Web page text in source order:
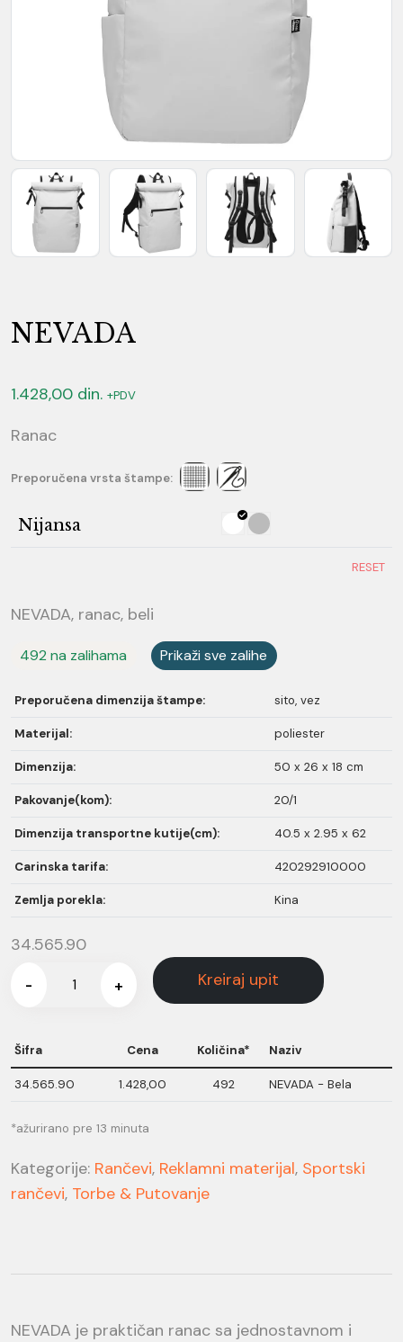
NEVADA
1.428,00 din. +PDV
Ranac
Preporučena vrsta štampe:
Nijansa
RESET
NEVADA, ranac, beli
492 na zalihama Prikaži sve zalihe
Preporučena dimenzija štampe: sito, vez
Materijal: poliester
Dimenzija: 50 x 26 x 18 cm
Pakovanje(kom): 20/1
Dimenzija transportne kutije(cm): 40.5 x 2.95 x 62
Carinska tarifa: 420292910000
Zemlja porekla: Kina
34.565.90
- + Kreiraj upit
Šifra Cena Količina* Naziv
34.565.90 1.428,00 492 NEVADA - Bela
*ažurirano pre 13 minuta
Kategorije: Rančevi, Reklamni materijal, Sportski
rančevi, Torbe & Putovanje
NEVADA je praktičan ranac sa jednostavnom i